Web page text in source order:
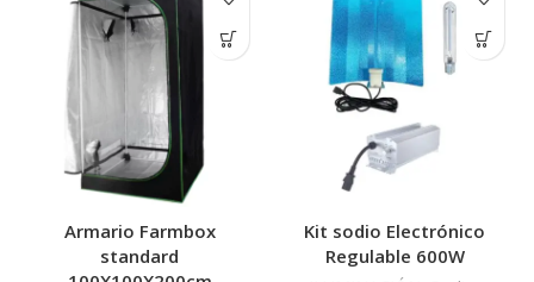
Armario Farmbox
standard
Kit sodio Electrónico
Regulable 600W